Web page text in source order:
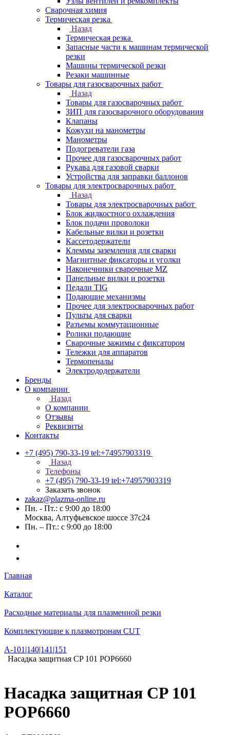
Сварочная химия
Термическая резка
Назад
Термическая резка
Запасные части к машинам термической
резки
Машины термической резки
Резаки машинные
Товары для газосварочных работ
Назад
Товары для газосварочных работ
ЗИП для газосварочного оборудования
Клапаны
Кожухи на манометры
Манометры
Подогреватели газа
Прочее для газосварочных работ
Рукава для газовой сварки
Устройства для заправки баллонов
Товары для электросварочных работ
Назад
Товары для электросварочных работ
Блок жидкостного охлаждения
Блок подачи проволоки
Кабельные вилки и розетки
Кассетодержатели
Клеммы заземления для сварки
Магнитные фиксаторы и уголки
Наконечники сварочные MZ
Панельные вилки и розетки
Педали TIG
Подающие механизмы
Прочее для электросварочных работ
Пульты для сварки
Разъемы коммутационные
Ролики подающие
Сварочные зажимы с фиксатором
Тележки для аппаратов
Термопеналы
Электрододержатели
Бренды
О компании
Назад
О компании
Отзывы
Реквизиты
Контакты
+7 (495) 790-33-19 tel:+74957903319
Назад
Телефоны
+7 (495) 790-33-19 tel:+74957903319
Заказать звонок
zakaz@plazma-online.ru
Пн. - Пт.: с 9:00 до 18:00
Москва, Алтуфьевское шоссе 37с24
Пн. – Пт.: с 9:00 до 18:00
Главная
Каталог
Расходные материалы для плазменной резки
Комплектующие к плазмотронам CUT
А-101|140|141|151
Насадка защитная CP 101 POP6660
Насадка защитная CP 101
POP6660